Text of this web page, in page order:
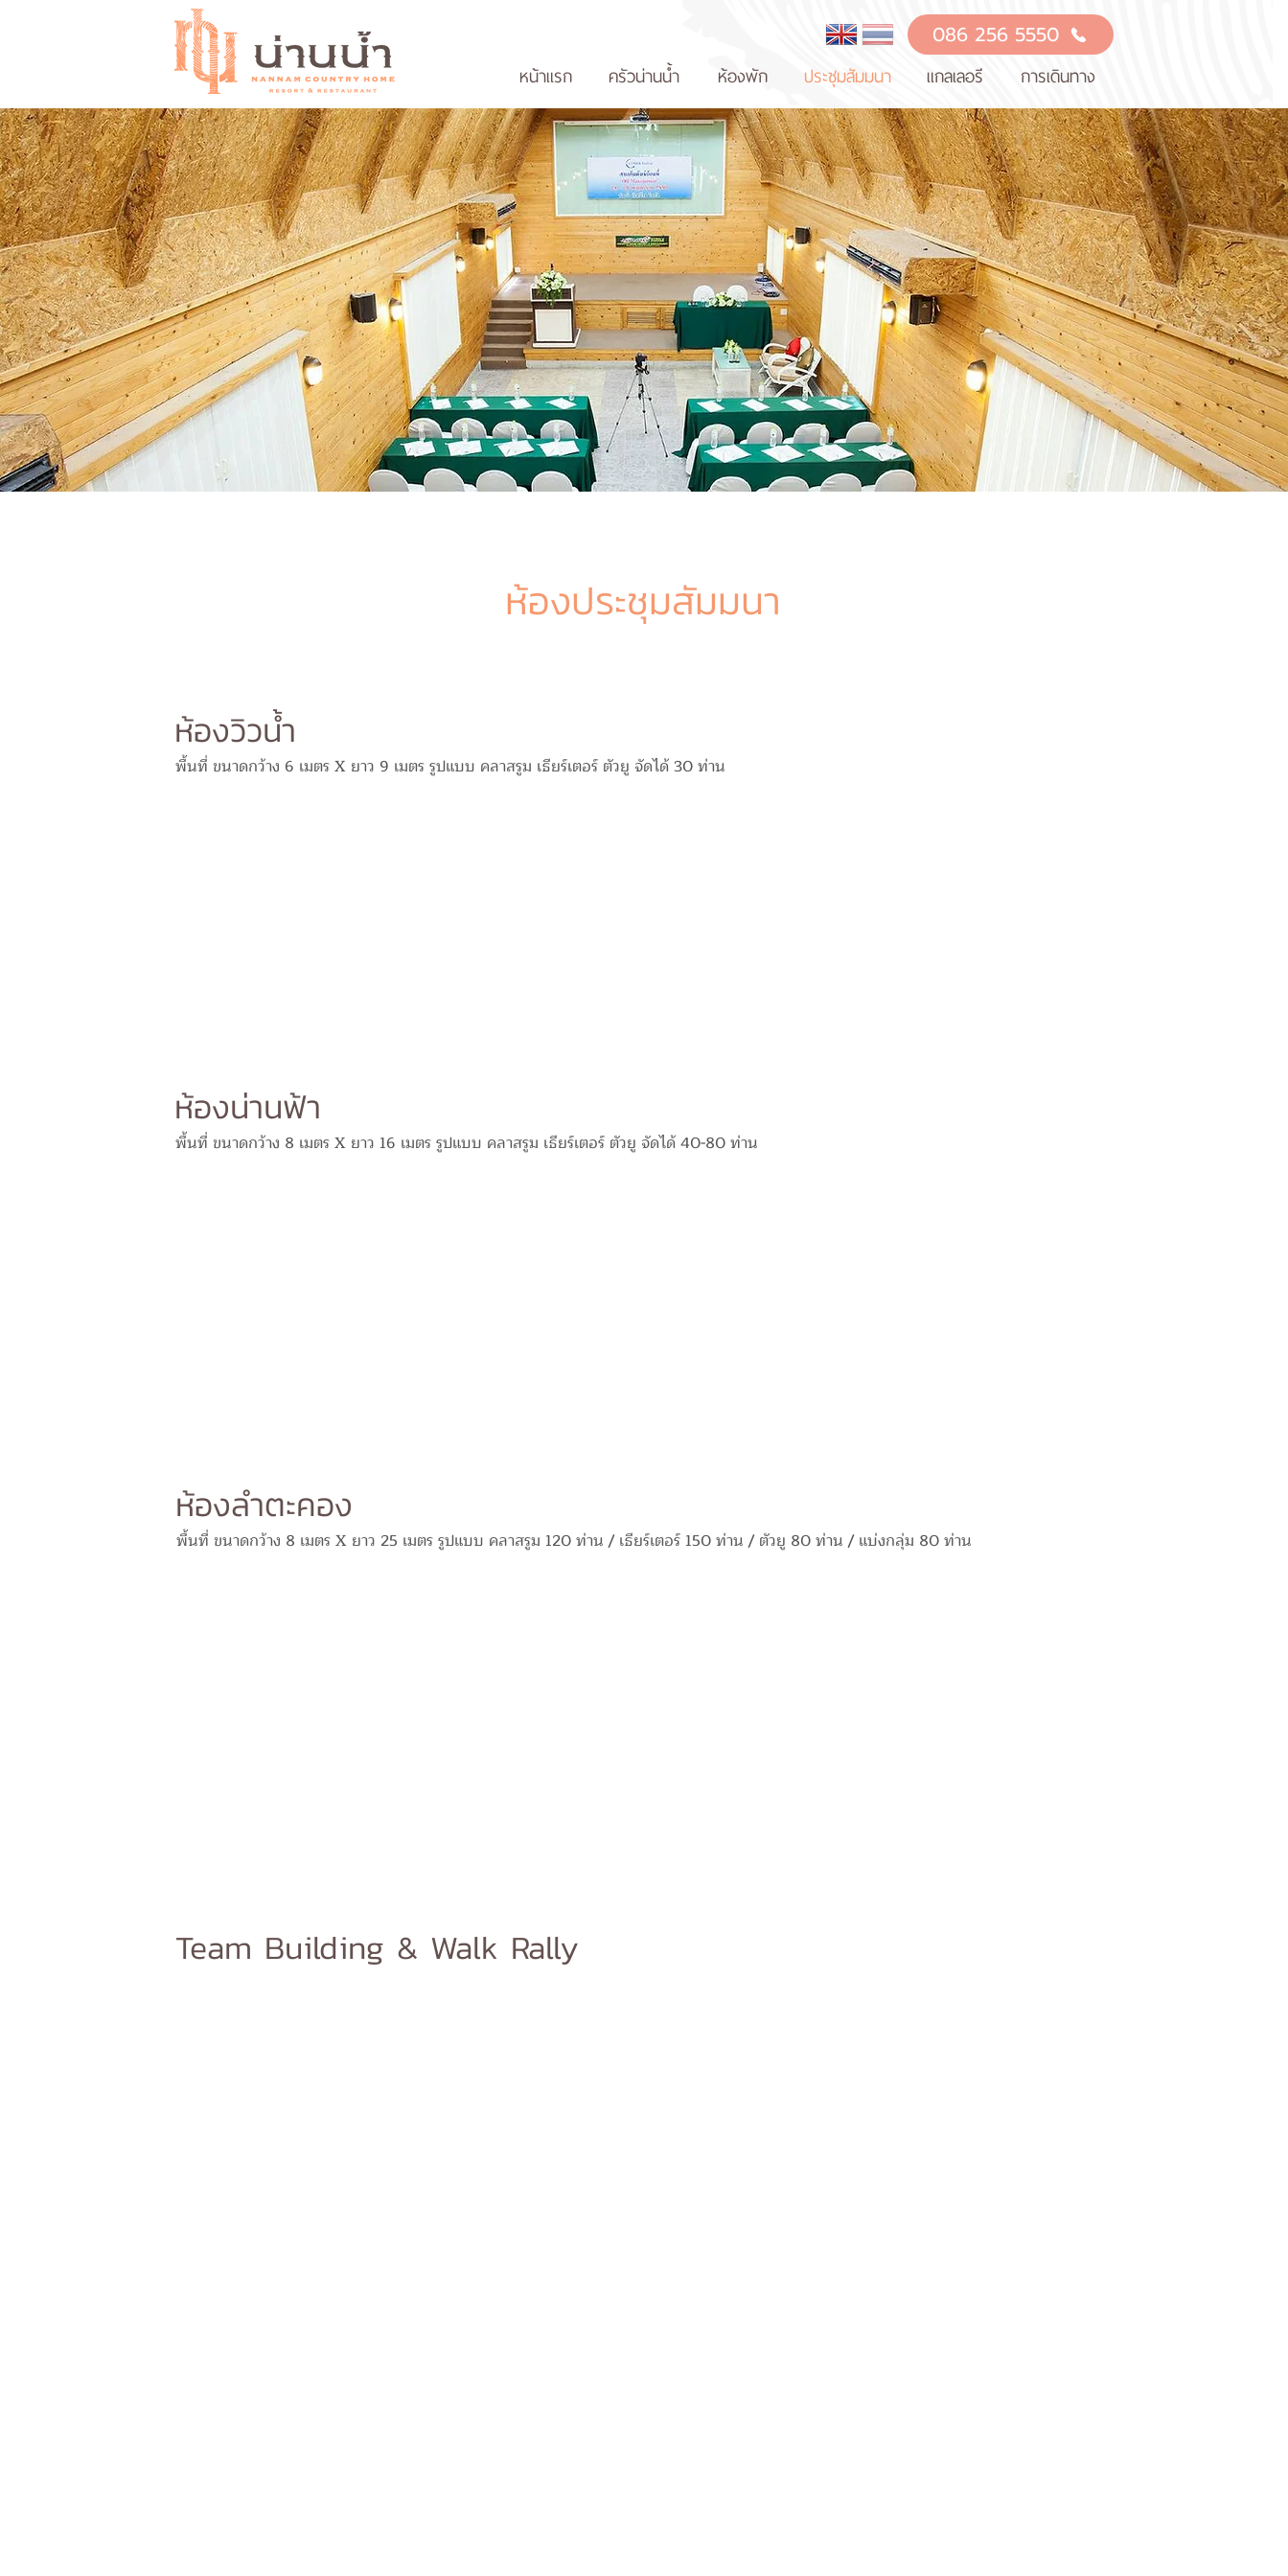
086 256 5550
หน้าแรก ครัวน่านน้ำ ห้องพัก ประชุมสัมมนา แกลเลอรี การเดินทาง
ห้องประชุมสัมมนา
ห้องวิวน้ำ
พื้นที่ ขนาดกว้าง 6 เมตร X ยาว 9 เมตร รูปแบบ คลาสรูม เธียร์เตอร์ ตัวยู จัดได้ 30 ท่าน
ห้องน่านฟ้า
พื้นที่ ขนาดกว้าง 8 เมตร X ยาว 16 เมตร รูปแบบ คลาสรูม เธียร์เตอร์ ตัวยู จัดได้ 40-80 ท่าน
ห้องลำตะคอง
พื้นที่ ขนาดกว้าง 8 เมตร X ยาว 25 เมตร รูปแบบ คลาสรูม 120 ท่าน / เธียร์เตอร์ 150 ท่าน / ตัวยู 80 ท่าน / แบ่งกลุ่ม 80 ท่าน
Team Building & Walk Rally